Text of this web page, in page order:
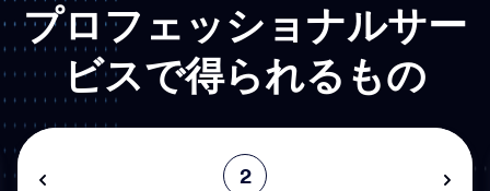
プロフェッショナルサー
ビスで得られるもの
2